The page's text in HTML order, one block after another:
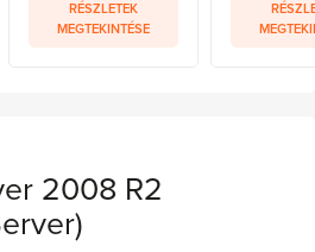
RÉSZLETEK
MEGTEKINTÉSE
2008 R2